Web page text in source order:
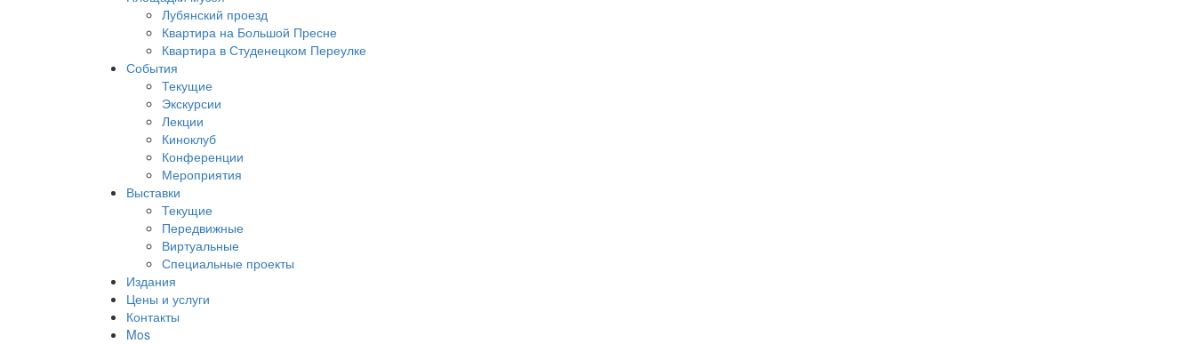
Лубянский проезд
Квартира на Большой Пресне
Квартира в Студенецком Переулке
События
Текущие
Экскурсии
Лекции
Киноклуб
Конференции
Мероприятия
Выставки
Текущие
Передвижные
Виртуальные
Специальные проекты
Издания
Цены и услуги
Контакты
Mos